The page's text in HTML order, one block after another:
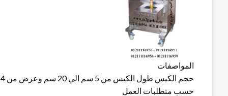
المواصفات
حسب متطلبات العمل